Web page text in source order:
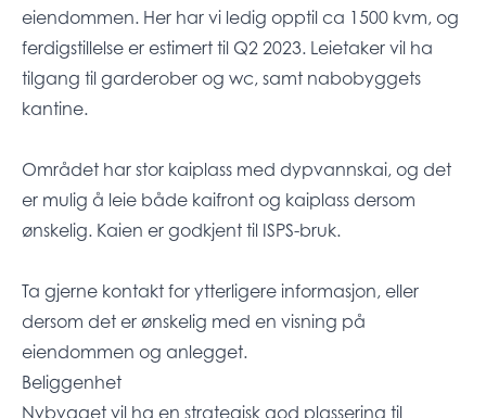
eiendommen. Her har vi ledig opptil ca 1500 kvm, og
ferdigstillelse er estimert til Q2 2023. Leietaker vil ha
tilgang til garderober og wc, samt nabobyggets
kantine.
Området har stor kaiplass med dypvannskai, og det
er mulig å leie både kaifront og kaiplass dersom
ønskelig. Kaien er godkjent til ISPS-bruk.
Ta gjerne kontakt for ytterligere informasjon, eller
dersom det er ønskelig med en visning på
eiendommen og anlegget.
Beliggenhet
Nybygget vil ha en strategisk god plassering til